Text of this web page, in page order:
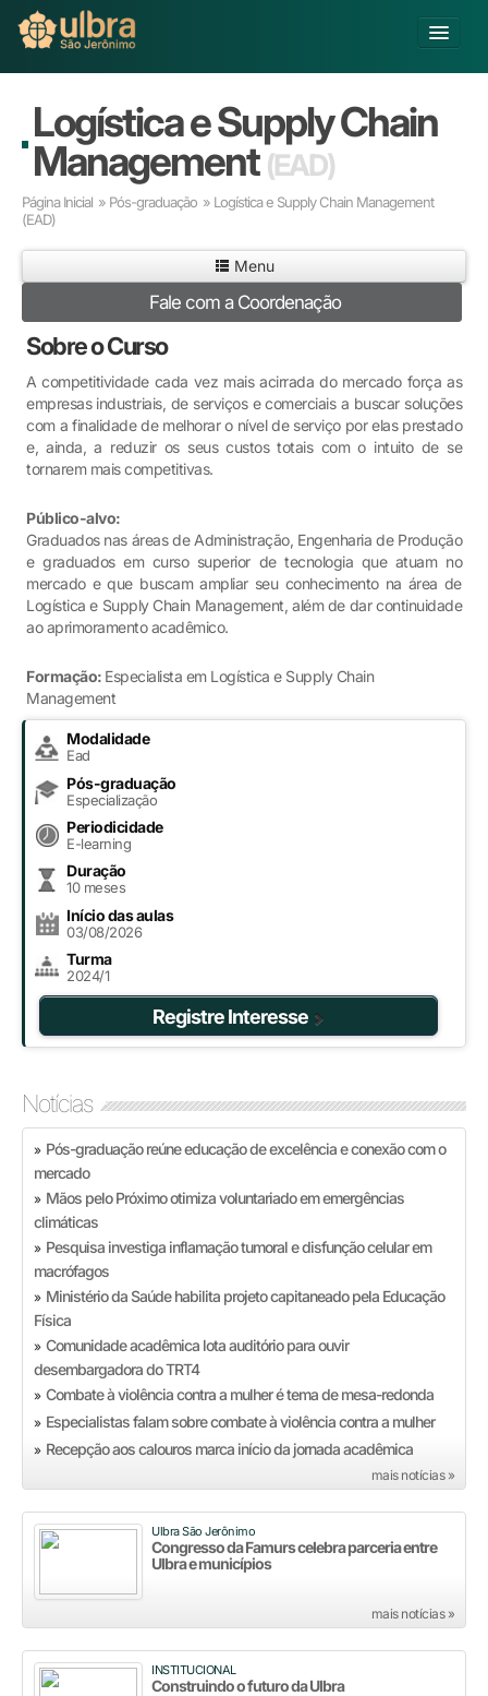
Buscar
Já sou Aluno
Matricule-se
Educação a Distância
Pesquisa
Extensão
Infraestrutura e Serviços
Inovação
Sobre a ULBRA
Logística e Supply Chain
Management(EAD)
Página Inicial » Pós-graduação » Logística e Supply Chain Management
(EAD)
Menu
Fale com a Coordenação
Sobre o Curso
A competitividade cada vez mais acirrada do mercado força as
empresas industriais, de serviços e comerciais a buscar soluções
com a finalidade de melhorar o nível de serviço por elas prestado
e, ainda, a reduzir os seus custos totais com o intuito de se
tornarem mais competitivas.
Público-alvo:
Graduados nas áreas de Administração, Engenharia de Produção
e graduados em curso superior de tecnologia que atuam no
mercado e que buscam ampliar seu conhecimento na área de
Logística e Supply Chain Management, além de dar continuidade
ao aprimoramento acadêmico.
Formação: Especialista em Logística e Supply Chain
Management
Modalidade
Ead
Pós-graduação
Especialização
Periodicidade
E-learning
Duração
10 meses
Início das aulas
03/08/2026
Turma
2024/1
Registre Interesse
Notícias
» Pós-graduação reúne educação de excelência e conexão com o
mercado
» Mãos pelo Próximo otimiza voluntariado em emergências
climáticas
» Pesquisa investiga inflamação tumoral e disfunção celular em
macrófagos
» Ministério da Saúde habilita projeto capitaneado pela Educação
Física
» Comunidade acadêmica lota auditório para ouvir
desembargadora do TRT4
» Combate à violência contra a mulher é tema de mesa-redonda
» Especialistas falam sobre combate à violência contra a mulher
» Recepção aos calouros marca início da jornada acadêmica
mais notícias »
Ulbra São Jerônimo
Congresso da Famurs celebra parceria entre
Ulbra e municípios
mais notícias »
INSTITUCIONAL
Construindo o futuro da Ulbra